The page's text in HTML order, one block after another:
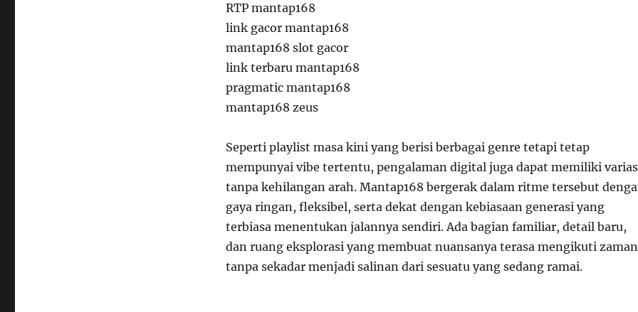
RTP mantap168
link gacor mantap168
mantap168 slot gacor
link terbaru mantap168
pragmatic mantap168
mantap168 zeus
Seperti playlist masa kini yang berisi berbagai genre tetapi tetap
mempunyai vibe tertentu, pengalaman digital juga dapat memiliki
tanpa kehilangan arah. Mantap168 bergerak dalam ritme tersebut
gaya ringan, fleksibel, serta dekat dengan kebiasaan generasi yang
terbiasa menentukan jalannya sendiri. Ada bagian familiar, detail baru,
dan ruang eksplorasi yang membuat nuansanya terasa mengikuti zaman
tanpa sekadar menjadi salinan dari sesuatu yang sedang ramai.